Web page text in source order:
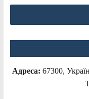
Адреса: 67300,